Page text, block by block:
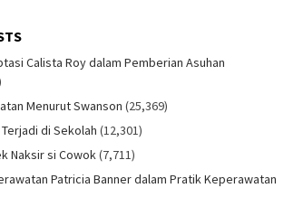
Calista Roy dalam Pemberian Asuhan
Menurut Swanson (25,369)
di Sekolah (12,301)
Naksir si Cowok(7,711)
Patricia Banner dalam Pratik Keperawatan